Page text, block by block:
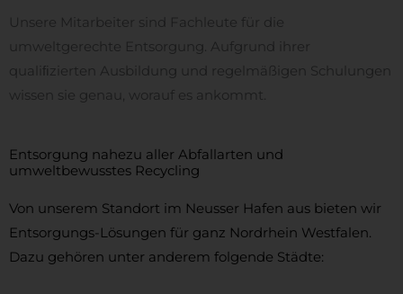
Unsere Mitarbeiter sind Fachleute für die
umweltgerechte Entsorgung. Aufgrund ihrer
qualiﬁzierten Ausbildung und regelmäßigen Schulungen
wissen sie genau, worauf es ankommt.
Entsorgung nahezu aller Abfallarten und
umweltbewusstes Recycling
Von unserem Standort im Neusser Hafen aus bieten wir
Entsorgungs-Lösungen für ganz Nordrhein Westfalen.
Dazu gehören unter anderem folgende Städte: